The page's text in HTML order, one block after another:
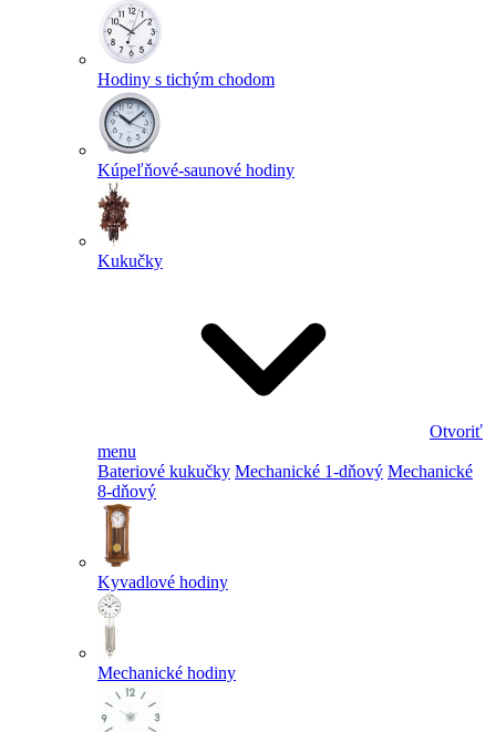
Hodiny s tichým chodom
Kúpeľňové-saunové hodiny
Kukučky
Otvoriť
menu
Bateriové kukučky Mechanické 1-dňový Mechanické
8-dňový
Kyvadlové hodiny
Mechanické hodiny